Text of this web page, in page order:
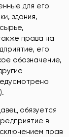
для его
здания,
права на
его
обозначение,
обязуется
в
прав